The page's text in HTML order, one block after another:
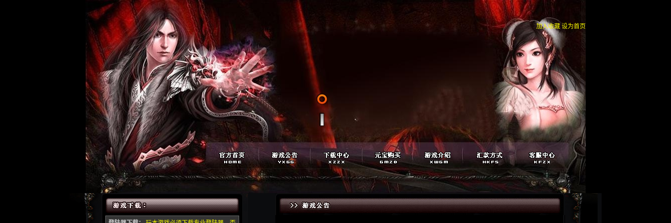
加入收藏 设为首页